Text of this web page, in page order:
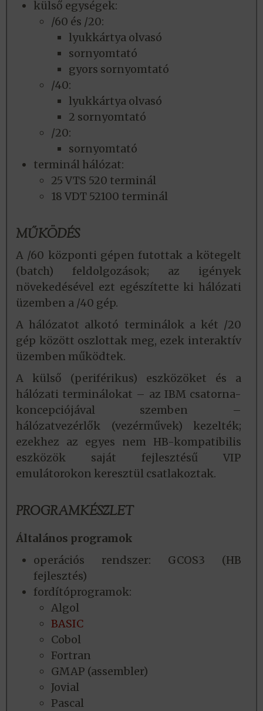
külső egységek:
/60 és /20:
lyukkártya olvasó
sornyomtató
gyors sornyomtató
/40:
lyukkártya olvasó
2 sornyomtató
/20:
sornyomtató
terminál hálózat:
25 VTS 520 terminál
18 VDT 52100 terminál
MŰKÖDÉS
A /60 központi gépen futottak a kötegelt
(batch) feldolgozások; az igények
növekedésével ezt egészítette ki hálózati
üzemben a /40 gép.
A hálózatot alkotó terminálok a két /20
gép között oszlottak meg, ezek interaktív
üzemben működtek.
A külső (periférikus) eszközöket és a
hálózati terminálokat – az IBM csatorna-
koncepciójával szemben –
hálózatvezérlők (vezérművek) kezelték;
ezekhez az egyes nem HB-kompatibilis
eszközök saját fejlesztésű VIP
emulátorokon keresztül csatlakoztak.
PROGRAMKÉSZLET
Általános programok
operációs rendszer: GCOS3 (HB
fejlesztés)
fordítóprogramok:
Algol
BASIC
Cobol
Fortran
GMAP (assembler)
Jovial
Pascal